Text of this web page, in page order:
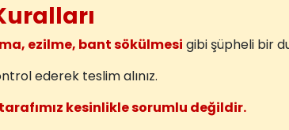
ezilme, bant sökülmesi gibi şüpheli bir
ederek teslim alınız.
tarafımız kesinlikle sorumlu değildir.